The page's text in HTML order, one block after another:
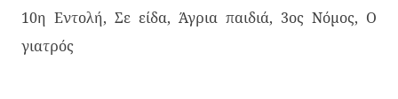
10η Εντολή, Σε είδα, Άγρια παιδιά, 3ος Νόμος, Ο
γιατρός